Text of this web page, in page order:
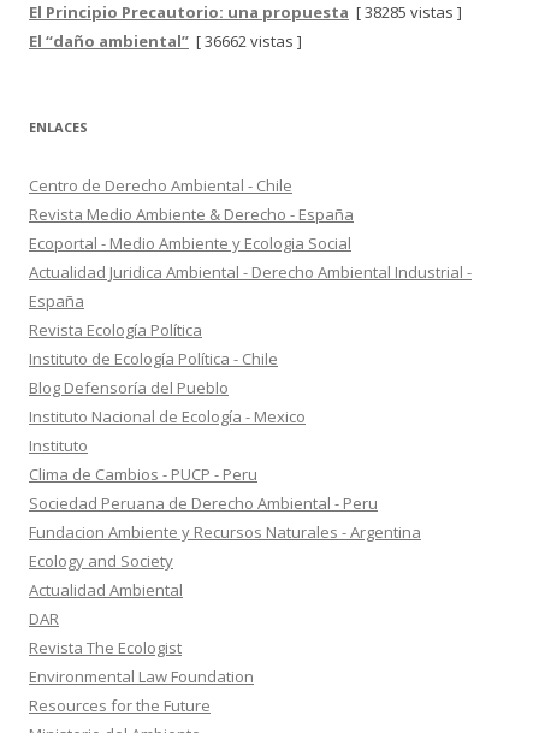
El Principio Precautorio: una propuesta [ 38285 vistas ]
El “daño ambiental” [ 36662 vistas ]
ENLACES
Centro de Derecho Ambiental - Chile
Revista Medio Ambiente & Derecho - España
Ecoportal - Medio Ambiente y Ecologia Social
Actualidad Juridica Ambiental - Derecho Ambiental Industrial -
España
Revista Ecología Política
Instituto de Ecología Política - Chile
Blog Defensoría del Pueblo
Instituto Nacional de Ecología - Mexico
Instituto
Clima de Cambios - PUCP - Peru
Sociedad Peruana de Derecho Ambiental - Peru
Fundacion Ambiente y Recursos Naturales - Argentina
Ecology and Society
Actualidad Ambiental
DAR
Revista The Ecologist
Environmental Law Foundation
Resources for the Future